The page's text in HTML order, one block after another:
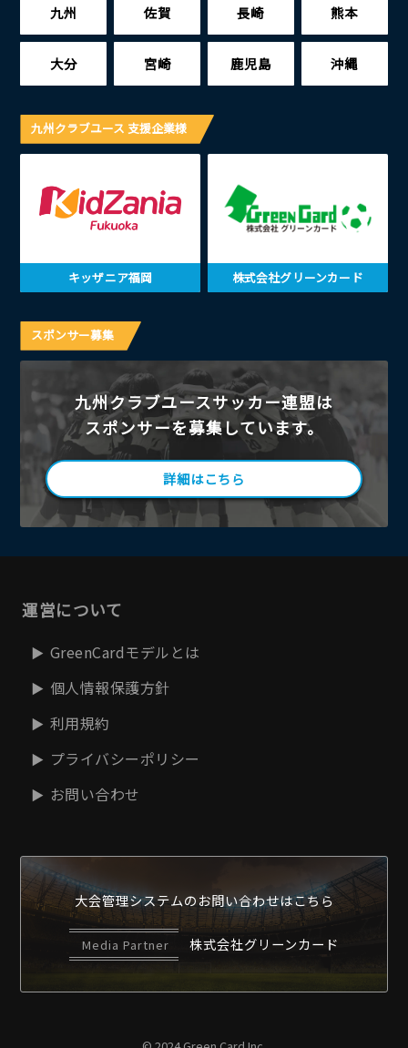
九州 佐賀 長崎 熊本
大分 宮崎 鹿児島 沖縄
九州クラブユース 支援企業様
キッザニア福岡 株式会社グリーンカード
スポンサー募集
九州クラブユースサッカー連盟は
スポンサーを募集しています。
詳細はこちら
運営について
GreenCardモデルとは
個人情報保護方針
利用規約
プライバシーポリシー
お問い合わせ
大会管理システムのお問い合わせはこちら
Media Partner 株式会社グリーンカード